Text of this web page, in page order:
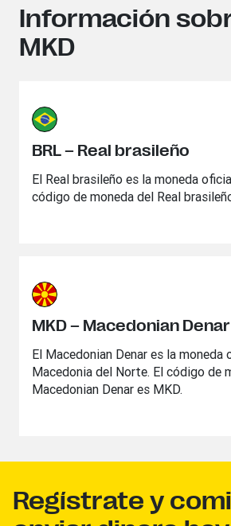
Información
MKD
BRL – Real brasileño
El Real brasileño es la moneda
código de moneda del Real
MKD – Macedonian Denar
El Macedonian Denar es la moneda
Macedonia del Norte. El código de
Macedonian Denar es MKD.
Regístrate y